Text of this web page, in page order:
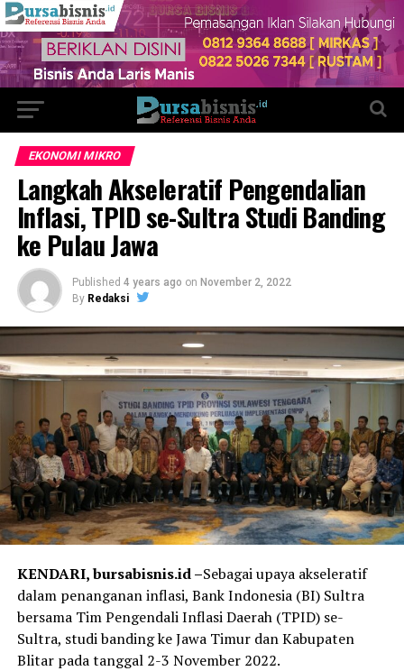
EKONOMI MIKRO
Langkah Akseleratif Pengendalian
Inflasi, TPID se-Sultra Studi Banding
ke Pulau Jawa
Published 4 years ago on November 2, 2022
By Redaksi
KENDARI, bursabisnis.id –Sebagai upaya akseleratif
dalam penanganan inflasi, Bank Indonesia (BI) Sultra
bersama Tim Pengendali Inflasi Daerah (TPID) se-
Sultra, studi banding ke Jawa Timur dan Kabupaten
Blitar pada tanggal 2-3 November 2022.